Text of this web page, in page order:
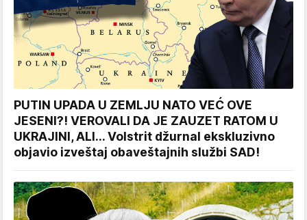
PUTIN UPADA U ZEMLJU NATO VEĆ OVE
JESENI?! VEROVALI DA JE ZAUZET RATOM U
UKRAJINI, ALI... Volstrit džurnal ekskluzivno
objavio izveštaj obaveštajnih službi SAD!